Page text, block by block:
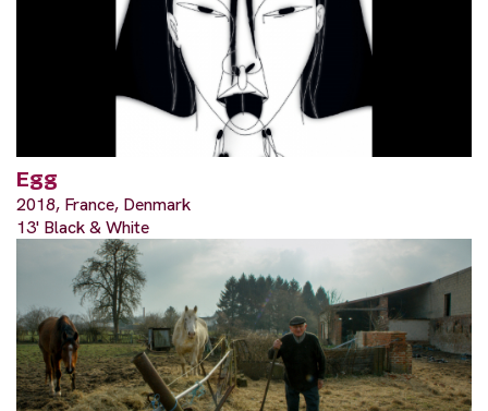
Egg
2018, France, Denmark
13' Black & White